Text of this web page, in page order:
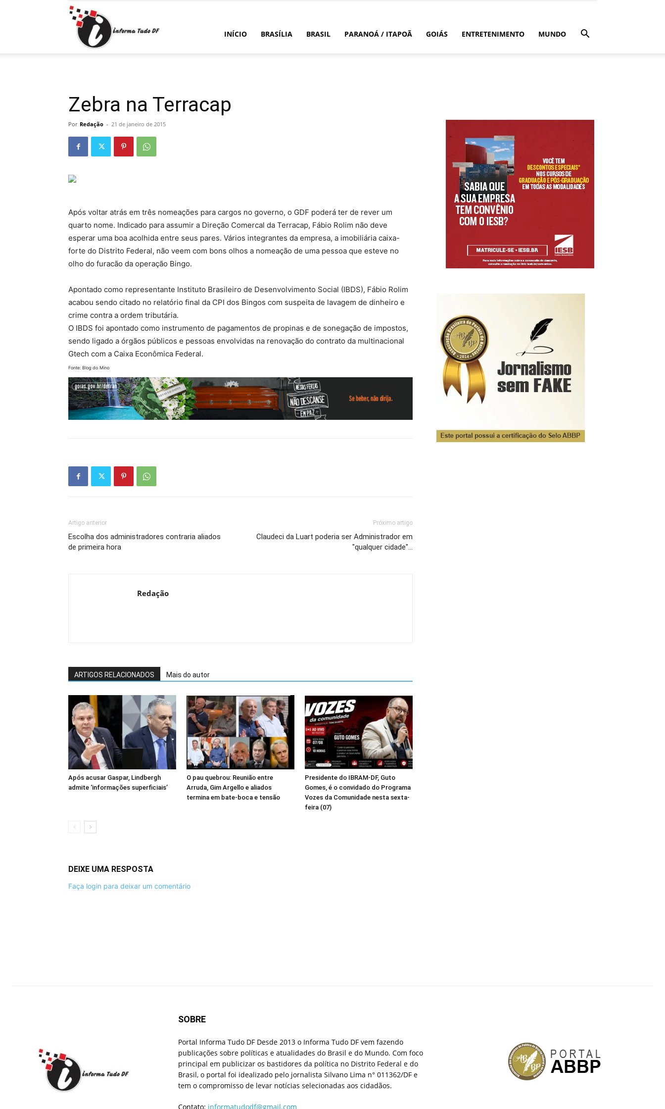
Informa
INÍCIO BRASÍLIA BRASIL PARANOÁ / ITAPOÃ GOIÁS ENTRETENIMENTO MUNDO
Zebra na Terracap
Por Redação - 21 de janeiro de 2015
Após voltar atrás em três nomeações para cargos no governo, o GDF poderá ter de rever um
quarto nome. Indicado para assumir a Direção Comercal da Terracap, Fábio Rolim não deve
esperar uma boa acolhida entre seus pares. Vários integrantes da empresa, a imobiliária caixa-
forte do Distrito Federal, não veem com bons olhos a nomeação de uma pessoa que esteve no
olho do furacão da operação Bingo.
Apontado como representante Instituto Brasileiro de Desenvolvimento Social (IBDS), Fábio Rolim
acabou sendo citado no relatório final da CPI dos Bingos com suspeita de lavagem de dinheiro e
crime contra a ordem tributária.
O IBDS foi apontado como instrumento de pagamentos de propinas e de sonegação de impostos,
sendo ligado a órgãos públicos e pessoas envolvidas na renovação do contrato da multinacional
Gtech com a Caixa Econômica Federal.
Fonte: Blog do Mino
Artigo anterior
Escolha dos administradores contraria aliados
de primeira hora
Próximo artigo
Claudeci da Luart poderia ser Administrador em
"qualquer cidade"…
Redação
ARTIGOS RELACIONADOS Mais do autor
Após acusar Gaspar, Lindbergh
admite ‘informações superficiais’
O pau quebrou: Reunião entre
Arruda, Gim Argello e aliados
termina em bate-boca e tensão
Presidente do IBRAM-DF, Guto
Gomes, é o convidado do Programa
Vozes da Comunidade nesta sexta-
feira (07)
DEIXE UMA RESPOSTA
Faça login para deixar um comentário
SOBRE
Portal Informa Tudo DF Desde 2013 o Informa Tudo DF vem fazendo
publicações sobre políticas e atualidades do Brasil e do Mundo. Com foco
principal em publicizar os bastidores da política no Distrito Federal e do
Brasil, o portal foi idealizado pelo jornalista Silvano Lima n° 011362/DF e
tem o compromisso de levar notícias selecionadas aos cidadãos.
Contato: informatudodf@gmail.com